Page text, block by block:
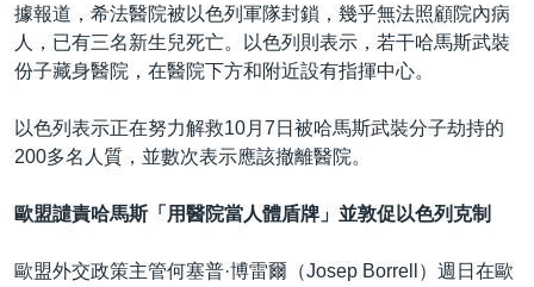
據報道，希法醫院被以色列軍隊封鎖，幾乎無法照顧院內病
人，已有三名新生兒死亡。以色列則表示，若干哈馬斯武裝
份子藏身醫院，在醫院下方和附近設有指揮中心。
以色列表示正在努力解救10月7日被哈馬斯武裝分子劫持的
200多名人質，並數次表示應該撤離醫院。
歐盟譴責哈馬斯「用醫院當人體盾牌」並敦促以色列克制
歐盟外交政策主管何塞普·博雷爾（Josep Borrell）週日在歐